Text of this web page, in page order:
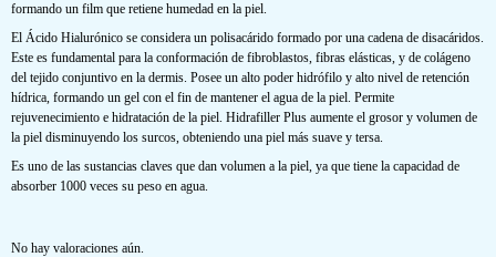
formando un film que retiene humedad en la piel.
El Ácido Hialurónico se considera un polisacárido formado por una cadena de disacáridos.
Este es fundamental para la conformación de fibroblastos, fibras elásticas, y de colágeno
del tejido conjuntivo en la dermis. Posee un alto poder hidrófilo y alto nivel de retención
hídrica, formando un gel con el fin de mantener el agua de la piel. Permite
rejuvenecimiento e hidratación de la piel. Hidrafiller Plus aumente el grosor y volumen de
la piel disminuyendo los surcos, obteniendo una piel más suave y tersa.
Es uno de las sustancias claves que dan volumen a la piel, ya que tiene la capacidad de
absorber 1000 veces su peso en agua.
No hay valoraciones aún.